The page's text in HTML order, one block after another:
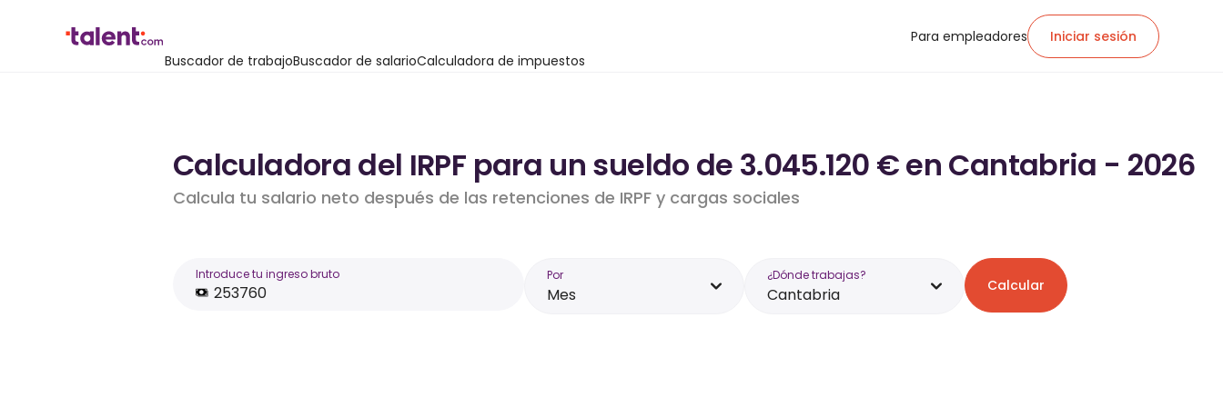
Buscador de trabajoBuscador de salarioCalculadora de impuestos
Para empleadores Iniciar sesión
Calculadora del IRPF para un sueldo de 3.045.120 € en Cantabria - 2026
Calcula tu salario neto después de las retenciones de IRPF y cargas sociales
Introduce tu ingreso bruto Por
Mes
¿Dónde trabajas?
Cantabria Calcular